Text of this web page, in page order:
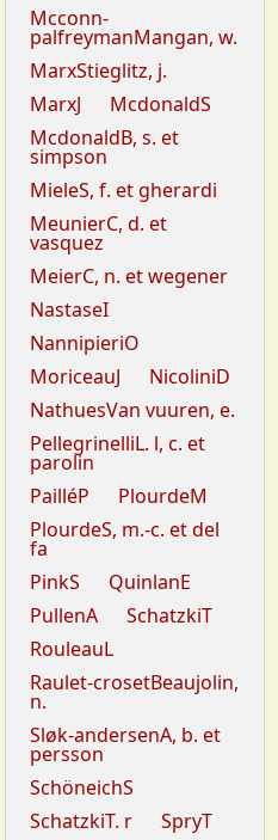
Mcconn-
palfreymanMangan, w.
MarxStieglitz, j.
MarxJ
McdonaldS
McdonaldB, s. et
simpson
MieleS, f. et gherardi
MeunierC, d. et
vasquez
MeierC, n. et wegener
NastaseI
NannipieriO
MoriceauJ
NicoliniD
NathuesVan vuuren, e.
PellegrinelliL. l, c. et
parolin
PailléP
PlourdeM
PlourdeS, m.-c. et del
fa
PinkS
QuinlanE
PullenA
SchatzkiT
RouleauL
Raulet-crosetBeaujolin,
n.
Sløk-andersenA, b. et
persson
SchöneichS
SchatzkiT. r
SpryT